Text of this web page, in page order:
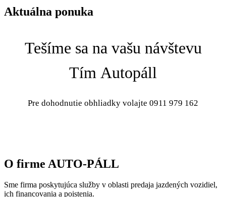
Aktuálna ponuka
Tešíme sa na vašu návštevu
Tím Autopáll
Pre dohodnutie obhliadky volajte 0911 979 162
O firme AUTO-PÁLL
Sme firma poskytujúca služby v oblasti predaja jazdených vozidiel,
ich financovania a poistenia.